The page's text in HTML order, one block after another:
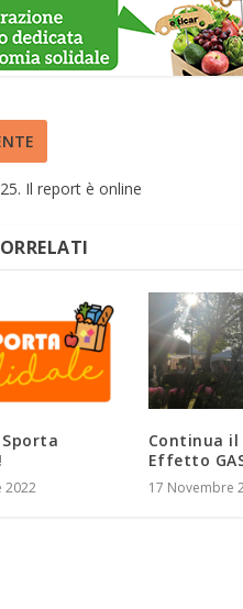
Il report è online
2022
Continua il
Effetto
17 Novembre